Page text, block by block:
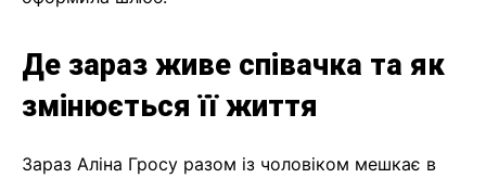
Де зараз живе співачка та як
змінюється її життя
Зараз Аліна Гросу разом із чоловіком мешкає в